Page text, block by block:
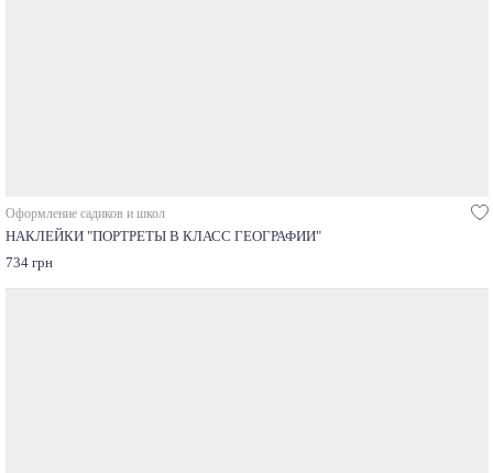
Оформление садиков и школ
НАКЛЕЙКИ "ПОРТРЕТЫ В КЛАСС ГЕОГРАФИИ"
734 грн